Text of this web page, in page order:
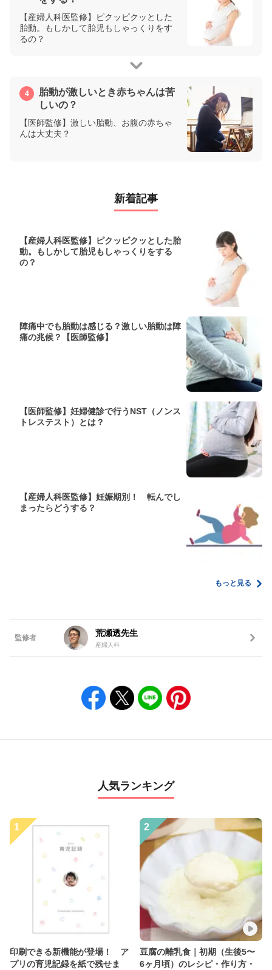
【産婦人科医監修】ピクッピクッとした
胎動。もしかして胎児もしゃっくりをす
るの？
胎動が激しいとき赤ちゃんは苦
しいの？
【医師監修】激しい胎動、お腹の赤ちゃ
んは大丈夫？
新着記事
【産婦人科医監修】ピクッピクッとした胎
動。もしかして胎児もしゃっくりをする
の？
陣痛中でも胎動は感じる？激しい胎動は陣
痛の兆候？【医師監修】
【医師監修】妊婦健診で行うNST（ノンス
トレステスト）とは？
【産婦人科医監修】妊娠期別！ 転んでし
まったらどうする？
もっと見る
監修者 荒瀬透先生
産婦人科
人気ランキング
1
印刷できる新機能が登場！ ア
プリの育児記録を紙で残せま
2
豆腐の離乳食｜初期（生後5〜
6ヶ月頃）のレシピ・作り方・